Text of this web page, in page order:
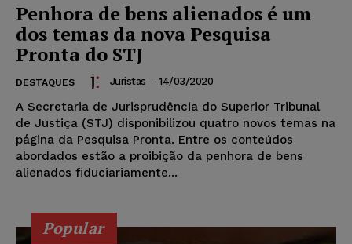
Penhora de bens alienados é um
dos temas da nova Pesquisa
Pronta do STJ
DESTAQUES Juristas - 14/03/2020
A Secretaria de Jurisprudência do Superior Tribunal
de Justiça (STJ) disponibilizou quatro novos temas na
página da Pesquisa Pronta. Entre os conteúdos
abordados estão a proibição da penhora de bens
alienados fiduciariamente...
Popular